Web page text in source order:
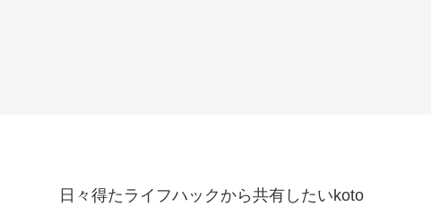
日々得たライフハックから共有したいkoto